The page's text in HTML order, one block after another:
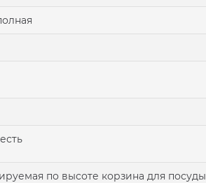
по высоте корзина для посуды